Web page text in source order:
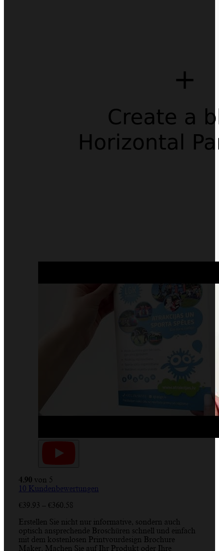
4.90 von 5
10 Kundenbewertungen
€39.93 – €360.58
bis
€360.58
Erstellen Sie nicht nur informative, sondern auch
optisch ansprechende Broschüren schnell und einfach
mit dem kostenlosen Printyourdesign Brochure
Maker. Machen Sie auf Ihr Produkt oder Ihre